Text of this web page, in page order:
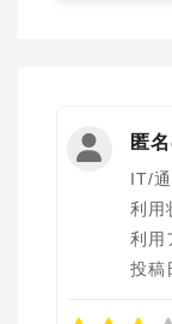
匿
IT/
利用
利用
投稿